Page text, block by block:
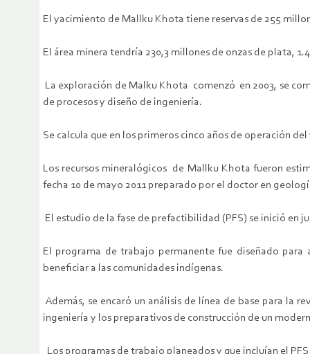
El yacimiento de Mallku Khota tiene reservas de 255
El área minera tendría 230,3 millones de onzas de plata,
La exploración de Malku Khota comenzó en 2003, se
de procesos y diseño de ingeniería.
Se calcula que en los primeros cinco años de operación
Los recursos mineralógicos de Mallku Khota fueron
fecha 10 de mayo 2011 preparado por el doctor en
El estudio de la fase de prefactibilidad (PFS) se inició en
El programa de trabajo permanente fue diseñado
beneficiar a las comunidades indígenas.
Además, se encaró un análisis de línea de base para la
ingeniería y los preparativos de construcción de un
Los programas de trabajo planeados y que incluían el